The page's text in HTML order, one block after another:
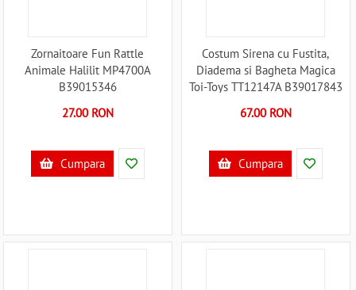
Zornaitoare Fun Rattle
Animale Halilit MP4700A
B39015346
27.00 RON
Cumpara
Costum Sirena cu Fustita,
Diadema si Bagheta Magica
Toi-Toys TT12147A B39017843
67.00 RON
Cumpara